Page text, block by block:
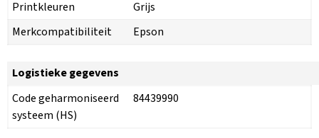
Printkleuren
Grijs
Merkcompatibiliteit
Epson
Logistieke gegevens
Code geharmoniseerd
systeem (HS)
84439990